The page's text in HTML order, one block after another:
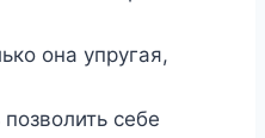
она упругая,
себе